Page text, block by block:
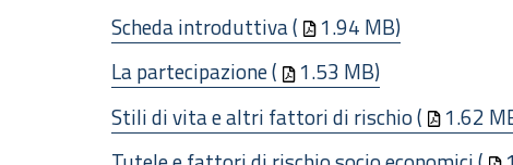
Scheda introduttiva (
1.94 MB)
La partecipazione (
1.53 MB)
Stili di vita e altri fattori di rischio (
1.62